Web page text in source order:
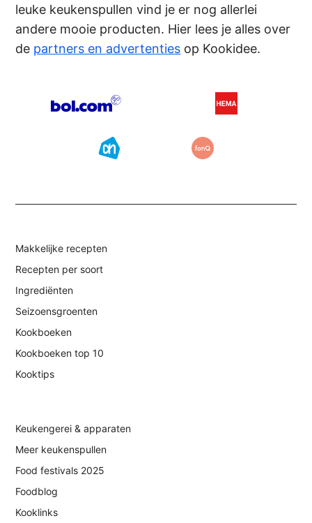
leuke keukenspullen vind je er nog allerlei
andere mooie producten. Hier lees je alles over
de partners en advertenties op Kookidee.
Makkelijke recepten
Recepten per soort
Ingrediënten
Seizoensgroenten
Kookboeken
Kookboeken top 10
Kooktips
Keukengerei & apparaten
Meer keukenspullen
Food festivals 2025
Foodblog
Kooklinks